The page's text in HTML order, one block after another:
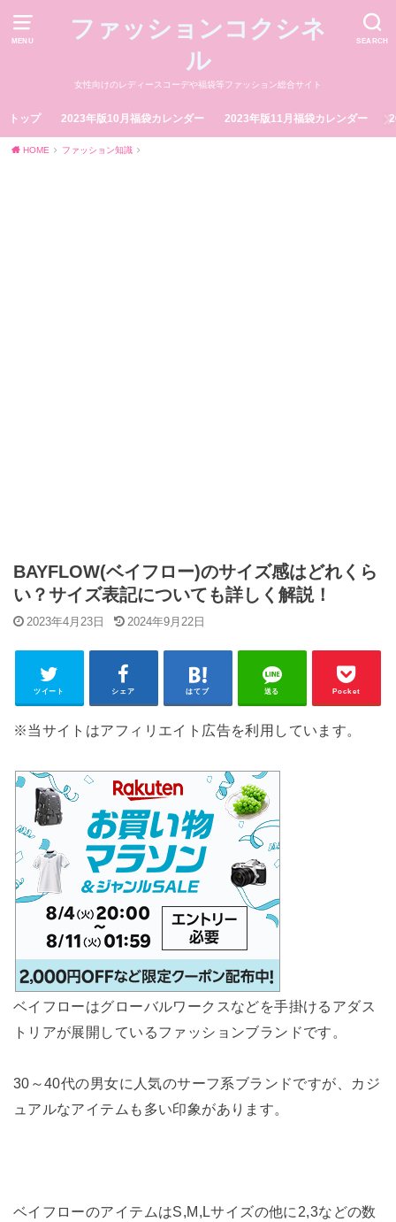
MENU SEARCH
ファッションコクシネ
ル
女性向けのレディースコーデや福袋等ファッション総合サイト
トップ 2023年版10月福袋カレンダー 2023年版11月福袋カレンダー
HOME ファッション知識
BAYFLOW(ベイフロー)のサイズ感はどれくら
い？サイズ表記についても詳しく解説！
2023年4月23日 2024年9月22日
ツイート シェア はてブ 送る Pocket
※当サイトはアフィリエイト広告を利用しています。
ベイフローはグローバルワークスなどを手掛けるアダス
トリアが展開しているファッションブランドです。
30～40代の男女に人気のサーフ系ブランドですが、カジ
ュアルなアイテムも多い印象があります。
ベイフローのアイテムはS,M,Lサイズの他に2,3などの数